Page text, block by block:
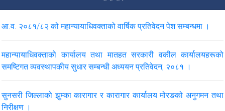
पुनरावेदन सम्बन्धी कारवाही समयमै सम्पन्न गर्ने सम्बन्धमा परिपत्र।
मिति २०८३।०२।२३ र २४ गते कोशी प्रदेशको विराटनगरमा आयोजना हुने
सरकारी वकीलहरूको प्रादेशिक कार्यशाला, २०८३ र चौथो पंचवर्षीय रणनीतिक
योजनाका प्रस्तावित क्रियाकलाप कार्यक्रम सम्बन्धी मनोनयन सम्बन्धमा ।
मिति २०८३।०२।१६ र १७ गते कर्णाली प्रदेशको सुर्खेतमा आयोजना हुने
सरकारी वकीलहरूको प्रादेशिक कार्यशाला, २०८३ र चौथो पंचवर्षीय रणनीतिक
आ.व. २०८१/८२ को महान्यायाधिवक्ताको वार्षिक प्रतिवेदन पेश सम्बन्धमा ।
महान्यायाधिवक्ताको कार्यालय तथा मातहत सरकारी वकील कार्यालयहरूको
समष्टिगत व्यवस्थापकीय सुधार सम्बन्धी अध्ययन प्रतिवेदन, २०८१ ।
सुनसरी जिल्लाको झुम्का कारागार र कारागार कार्यालय मोरङको अनुगमन तथा
निरीक्षण ।